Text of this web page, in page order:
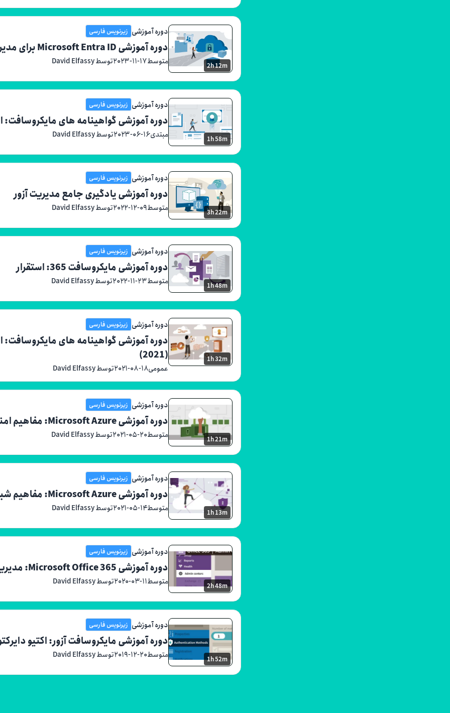
2h 12m
دوره آموزشی زیرنویس فارسی
دوره آموزشی Microsoft Entra ID برای مدیران
متوسط۲۰۲۳-۱۱-۱۷توسط David Elfassy
1h 58m
دوره آموزشی زیرنویس فارسی
دوره آموزشی گواهینامه های مایکروسافت:
مبتدی۲۰۲۳-۰۶-۱۶توسط David Elfassy
3h 22m
دوره آموزشی زیرنویس فارسی
دوره آموزشی یادگیری جامع مدیریت آزور
متوسط۲۰۲۲-۱۲-۰۹توسط David Elfassy
1h 48m
دوره آموزشی زیرنویس فارسی
دوره آموزشی مایکروسافت 365: استقرار
متوسط۲۰۲۲-۱۱-۲۳توسط David Elfassy
1h 32m
دوره آموزشی زیرنویس فارسی
دوره آموزشی گواهینامه های مایکروسافت:
(2021)
عمومی۲۰۲۱-۰۸-۱۸توسط David Elfassy
1h 21m
دوره آموزشی زیرنویس فارسی
دوره آموزشی Microsoft Azure: مفاهیم امنیتی (2021)
متوسط۲۰۲۱-۰۵-۲۰توسط David Elfassy
1h 13m
دوره آموزشی زیرنویس فارسی
دوره آموزشی Microsoft Azure: مفاهیم شبکه (2021)
متوسط۲۰۲۱-۰۵-۱۴توسط David Elfassy
2h 48m
دوره آموزشی زیرنویس فارسی
دوره آموزشی Microsoft Office 365: مدیریت (آفیس 365/مایکروسافت 365)
متوسط۲۰۲۰-۰۳-۱۱توسط David Elfassy
1h 52m
دوره آموزشی زیرنویس فارسی
دوره آموزشی مایکروسافت آزور: اکتیو
متوسط۲۰۱۹-۱۲-۲۰توسط David Elfassy